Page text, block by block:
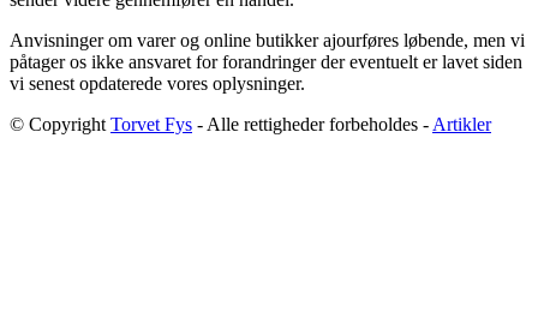
Anvisninger om varer og online butikker ajourføres løbende, men vi
påtager os ikke ansvaret for forandringer der eventuelt er lavet siden
vi senest opdaterede vores oplysninger.
© Copyright Torvet Fys - Alle rettigheder forbeholdes - Artikler